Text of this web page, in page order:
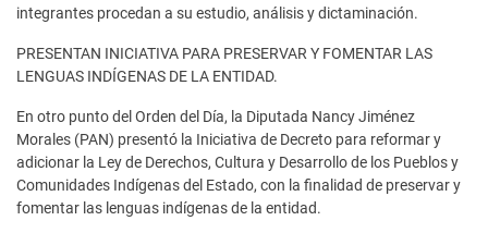
integrantes procedan a su estudio, análisis y dictaminación.
PRESENTAN INICIATIVA PARA PRESERVAR Y FOMENTAR LAS
LENGUAS INDÍGENAS DE LA ENTIDAD.
En otro punto del Orden del Día, la Diputada Nancy Jiménez
Morales (PAN) presentó la Iniciativa de Decreto para reformar y
adicionar la Ley de Derechos, Cultura y Desarrollo de los Pueblos y
Comunidades Indígenas del Estado, con la finalidad de preservar y
fomentar las lenguas indígenas de la entidad.